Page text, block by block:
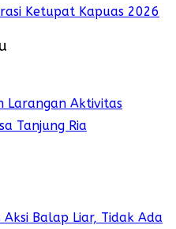
Ketupat Kapuas 2026
Larangan Aktivitas
Tanjung Ria
Balap Liar, Tidak Ada